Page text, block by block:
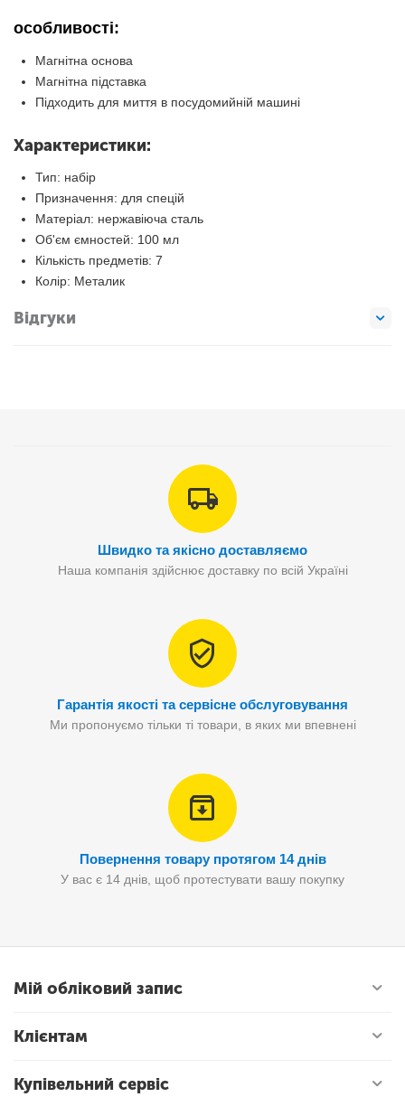
особливості:
Магнітна основа
Магнітна підставка
Підходить для миття в посудомийній машині
Характеристики:
Тип: набір
Призначення: для спецій
Матеріал: нержавіюча сталь
Об'єм ємностей: 100 мл
Кількість предметів: 7
Колір: Металик
Відгуки
Швидко та якісно доставляємо
Наша компанія здійснює доставку по всій Україні
Гарантія якості та сервісне обслуговування
Ми пропонуємо тільки ті товари, в яких ми впевнені
Повернення товару протягом 14 днів
У вас є 14 днів, щоб протестувати вашу покупку
Мій обліковий запис
Клієнтам
Купівельний сервіс